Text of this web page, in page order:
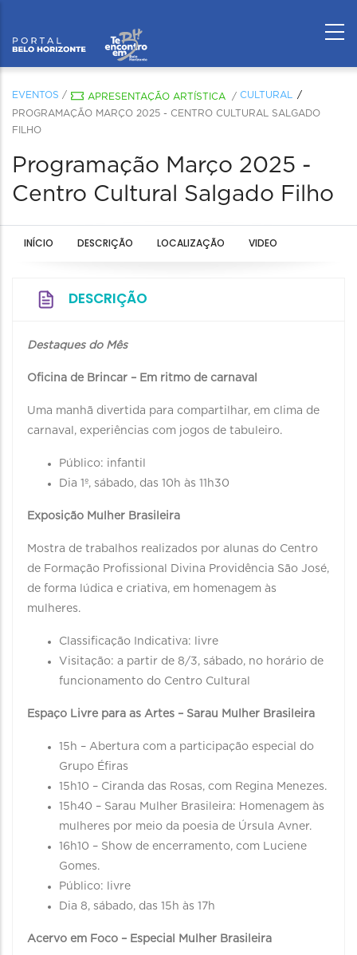
EVENTOS / APRESENTAÇÃO ARTÍSTICA / CULTURAL
PROGRAMAÇÃO MARÇO 2025 - CENTRO CULTURAL SALGADO
FILHO
Programação Março 2025 -
Centro Cultural Salgado Filho
INÍCIO DESCRIÇÃO LOCALIZAÇÃO VIDEO
DESCRIÇÃO
Destaques do Mês
Oficina de Brincar – Em ritmo de carnaval
Uma manhã divertida para compartilhar, em clima de
carnaval, experiências com jogos de tabuleiro.
Público: infantil
Dia 1º, sábado, das 10h às 11h30
Exposição Mulher Brasileira
Mostra de trabalhos realizados por alunas do Centro
de Formação Profissional Divina Providência São José,
de forma lúdica e criativa, em homenagem às
mulheres.
Classificação Indicativa: livre
Visitação: a partir de 8/3, sábado, no horário de
funcionamento do Centro Cultural
Espaço Livre para as Artes – Sarau Mulher Brasileira
15h – Abertura com a participação especial do
Grupo Éfiras
15h10 – Ciranda das Rosas, com Regina Menezes.
15h40 – Sarau Mulher Brasileira: Homenagem às
mulheres por meio da poesia de Úrsula Avner.
16h10 – Show de encerramento, com Luciene
Gomes.
Público: livre
Dia 8, sábado, das 15h às 17h
Acervo em Foco – Especial Mulher Brasileira